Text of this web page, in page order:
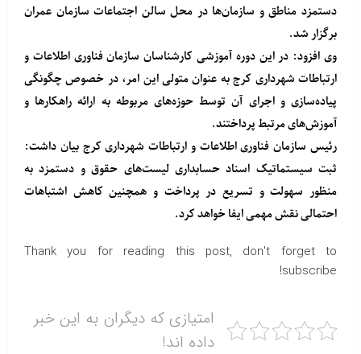
دستمزد مناطق و سازمان‌ها در محل سالن اجتماعات سازمان عمران
برگزار شد.
وی افزود: در این دوره آموزشی کارشناسان سازمان فناوری اطلاعات و
ارتباطات شهرداری کرج به عنوان متولی این امر، در خصوص چگونگی
پیاده‌سازی و اجرای آن توسط حوزه‌های مربوطه به ارائه راهکارها و
آموزش‌های مرتبط پرداختند.
رئیس سازمان فناوری اطلاعات و ارتباطات شهرداری کرج بیان داشت:
ثبت سیستماتیک اسناد حسابداری لیست‌های حقوق و دستمزد به
منظور سهولت و تسریع در پرداخت و همچنین کاهش اشتباهات
احتمالی نقش مهمی ایفا خواهد کرد.
Thank you for reading this post, don't forget to
subscribe!
امتیازی که دیگران به این خبر
داده اند!